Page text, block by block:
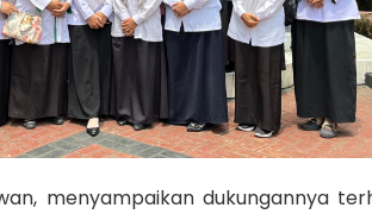
menyampaikan dukungannya